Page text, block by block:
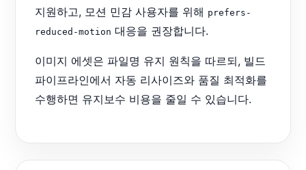
지원하고, 모션 민감 사용자를 위해 prefers-
reduced-motion 대응을 권장합니다.
이미지 에셋은 파일명 유지 원칙을 따르되, 빌드
파이프라인에서 자동 리사이즈와 품질 최적화를
수행하면 유지보수 비용을 줄일 수 있습니다.